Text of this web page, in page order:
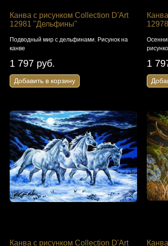
Канва с рисунком Collection D'Art
12981 "Дельфины"
Подводный мир с дельфинами. Рисунок на
канве
1 797 руб.
Добавить в корзину
1
Канва с рисунком Collection D'Art